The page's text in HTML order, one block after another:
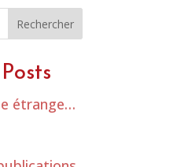
Rechercher
étrange…